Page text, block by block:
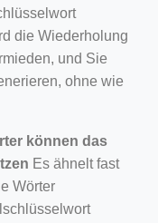
die Wiederholung
und Sie
ohne wie
können das
Es ähnelt fast
Wörter